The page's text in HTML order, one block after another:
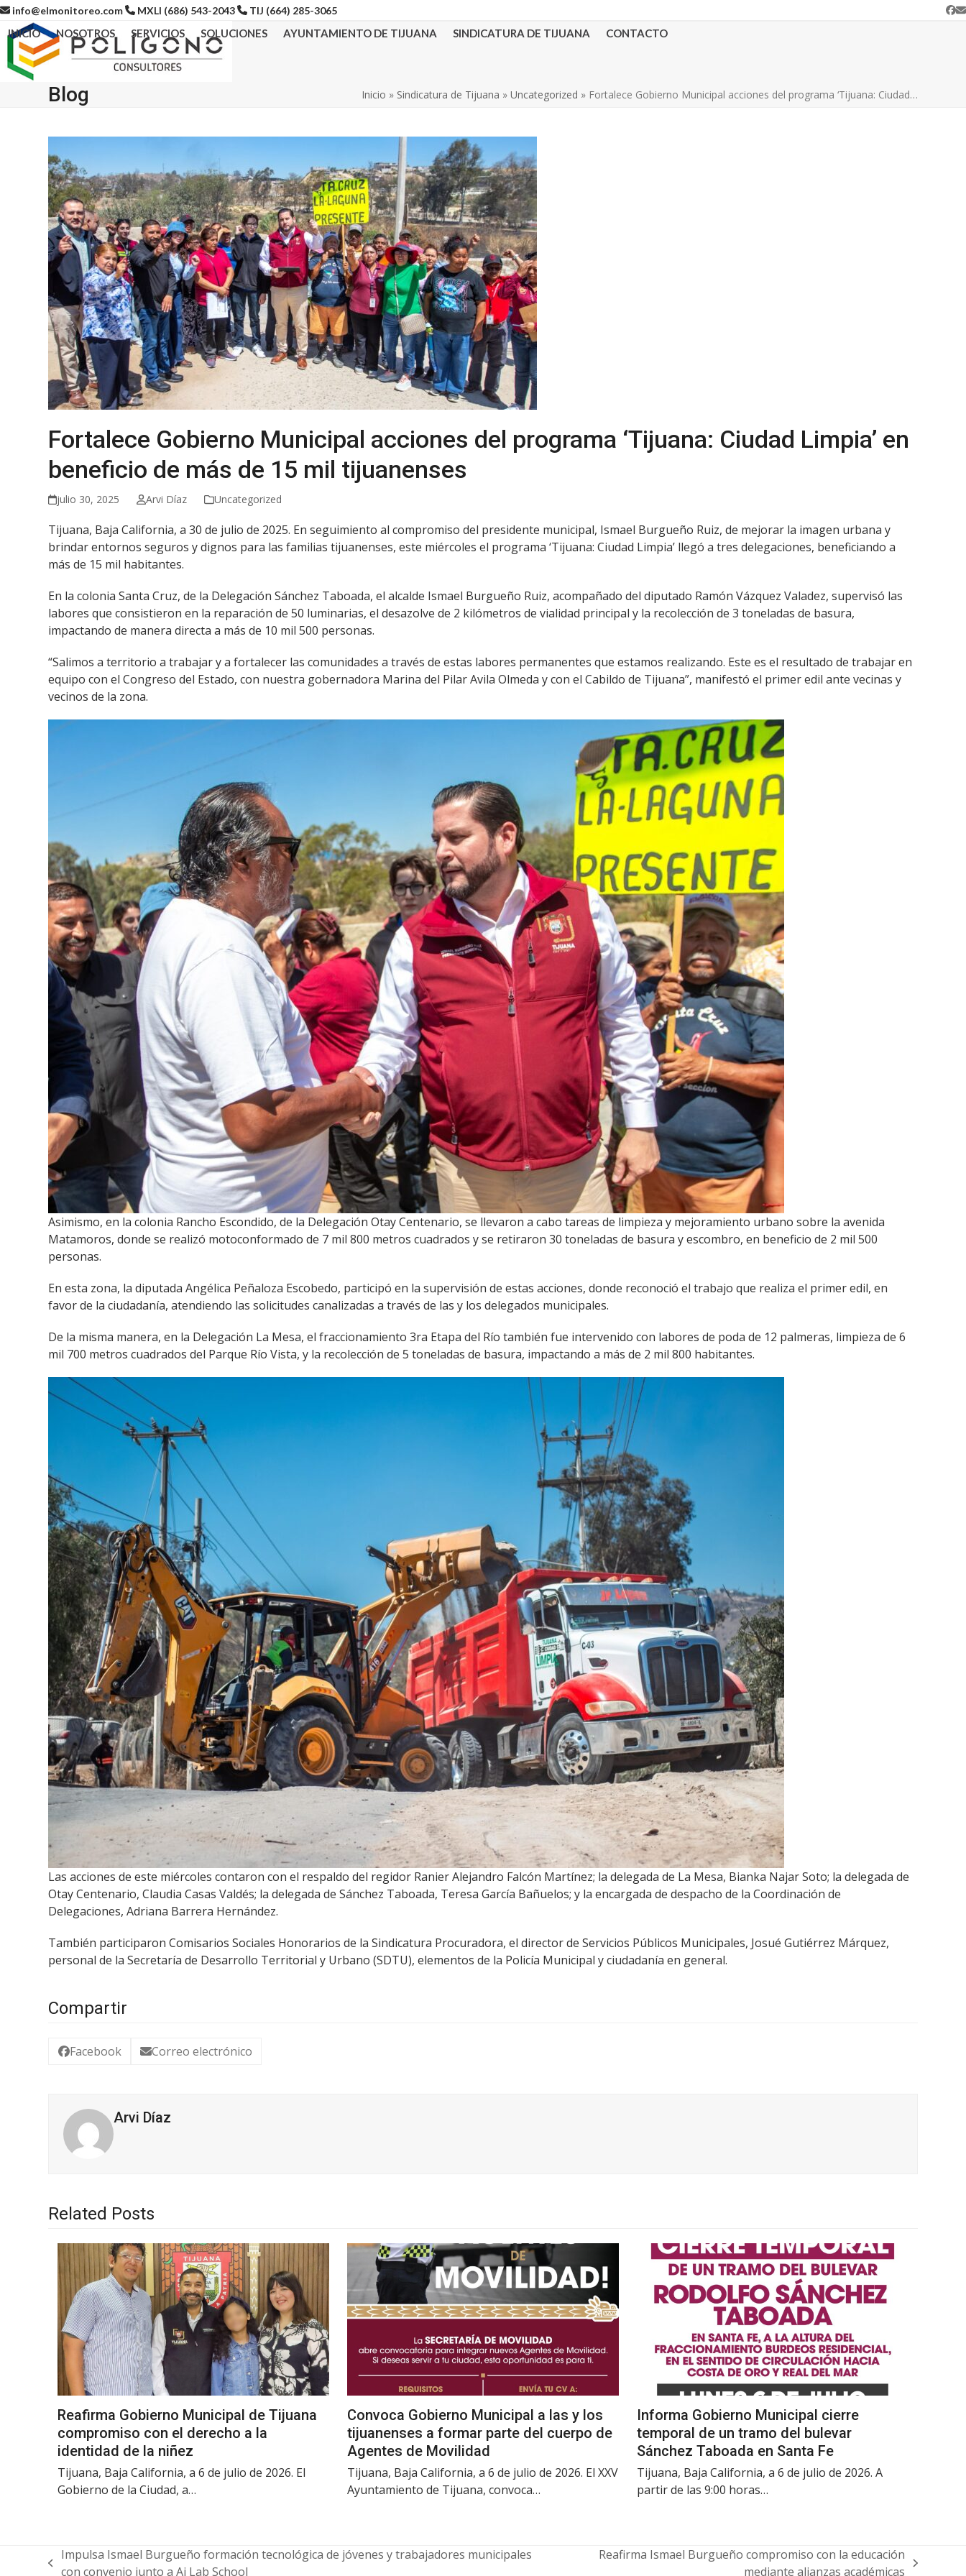
Skip
content
info@elmonitoreo.com MXLI (686) 543-2043 TIJ (664) 285-3065
INICIO NOSOTROS SERVICIOS SOLUCIONES AYUNTAMIENTO DE TIJUANA SINDICATURA DE TIJUANA CONTACTO
Blog Inicio » Sindicatura de Tijuana » Uncategorized » Fortalece Gobierno Municipal acciones del programa ‘Tijuana: Ciudad…
Fortalece Gobierno Municipal acciones del programa ‘Tijuana: Ciudad Limpia’ en
beneficio de más de 15 mil tijuanenses
julio 30, 2025 Arvi Díaz Uncategorized
Tijuana, Baja California, a 30 de julio de 2025. En seguimiento al compromiso del presidente municipal, Ismael Burgueño Ruiz, de mejorar la imagen urbana y
brindar entornos seguros y dignos para las familias tijuanenses, este miércoles el programa ‘Tijuana: Ciudad Limpia’ llegó a tres delegaciones, beneficiando a
más de 15 mil habitantes.
En la colonia Santa Cruz, de la Delegación Sánchez Taboada, el alcalde Ismael Burgueño Ruiz, acompañado del diputado Ramón Vázquez Valadez, supervisó las
labores que consistieron en la reparación de 50 luminarias, el desazolve de 2 kilómetros de vialidad principal y la recolección de 3 toneladas de basura,
impactando de manera directa a más de 10 mil 500 personas.
“Salimos a territorio a trabajar y a fortalecer las comunidades a través de estas labores permanentes que estamos realizando. Este es el resultado de trabajar en
equipo con el Congreso del Estado, con nuestra gobernadora Marina del Pilar Avila Olmeda y con el Cabildo de Tijuana”, manifestó el primer edil ante vecinas y
vecinos de la zona.
Asimismo, en la colonia Rancho Escondido, de la Delegación Otay Centenario, se llevaron a cabo tareas de limpieza y mejoramiento urbano sobre la avenida
Matamoros, donde se realizó motoconformado de 7 mil 800 metros cuadrados y se retiraron 30 toneladas de basura y escombro, en beneficio de 2 mil 500
personas.
En esta zona, la diputada Angélica Peñaloza Escobedo, participó en la supervisión de estas acciones, donde reconoció el trabajo que realiza el primer edil, en
favor de la ciudadanía, atendiendo las solicitudes canalizadas a través de las y los delegados municipales.
De la misma manera, en la Delegación La Mesa, el fraccionamiento 3ra Etapa del Río también fue intervenido con labores de poda de 12 palmeras, limpieza de 6
mil 700 metros cuadrados del Parque Río Vista, y la recolección de 5 toneladas de basura, impactando a más de 2 mil 800 habitantes.
Las acciones de este miércoles contaron con el respaldo del regidor Ranier Alejandro Falcón Martínez; la delegada de La Mesa, Bianka Najar Soto; la delegada de
Otay Centenario, Claudia Casas Valdés; la delegada de Sánchez Taboada, Teresa García Bañuelos; y la encargada de despacho de la Coordinación de
Delegaciones, Adriana Barrera Hernández.
También participaron Comisarios Sociales Honorarios de la Sindicatura Procuradora, el director de Servicios Públicos Municipales, Josué Gutiérrez Márquez,
personal de la Secretaría de Desarrollo Territorial y Urbano (SDTU), elementos de la Policía Municipal y ciudadanía en general.
Compartir
Facebook Correo electrónico
Arvi Díaz
Related Posts
Reafirma Gobierno Municipal de Tijuana
compromiso con el derecho a la
identidad de la niñez
Tijuana, Baja California, a 6 de julio de 2026. El
Gobierno de la Ciudad, a…
Convoca Gobierno Municipal a las y los
tijuanenses a formar parte del cuerpo de
Agentes de Movilidad
Tijuana, Baja California, a 6 de julio de 2026. El XXV
Ayuntamiento de Tijuana, convoca…
Informa Gobierno Municipal cierre
temporal de un tramo del bulevar
Sánchez Taboada en Santa Fe
Tijuana, Baja California, a 6 de julio de 2026. A
partir de las 9:00 horas…
previous
Impulsa Ismael Burgueño formación tecnológica de jóvenes y trabajadores municipales
con convenio junto a Ai Lab School
Reafirma Ismael Burgueño compromiso con la educación
mediante alianzas académicas